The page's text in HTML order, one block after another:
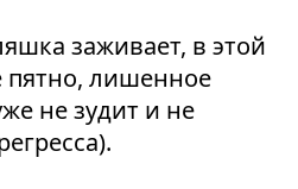
заживает, в этой
пятно, лишенное
не зудит и не